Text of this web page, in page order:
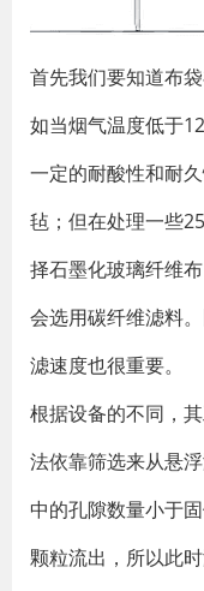
首先我们要知道布
如当烟气温度低于
一定的耐酸性和耐
毡；但在处理一些
择石墨化玻璃纤维
会选用碳纤维滤料
滤速度也很重要。
根据设备的不同，
法依靠筛选来从悬
中的孔隙数量小于
颗粒流出，所以此